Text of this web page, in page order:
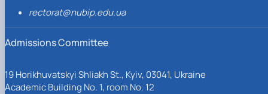
rectorat@nubip.edu.ua
Admissions Committee
19 Horikhuvatskyi Shliakh St., Kyiv, 03041, Ukraine
Academic Building No. 1, room No. 12